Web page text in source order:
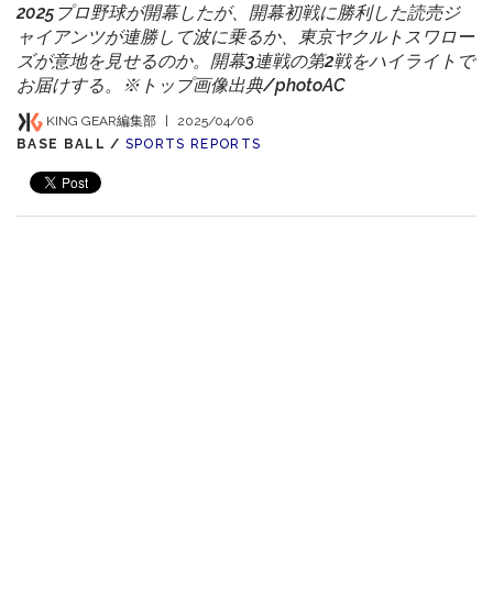
2025プロ野球が開幕したが、開幕初戦に勝利した読売ジ
ャイアンツが連勝して波に乗るか、東京ヤクルトスワロー
ズが意地を見せるのか。開幕3連戦の第2戦をハイライトで
お届けする。※トップ画像出典/photoAC
KING GEAR編集部 |
2025/04/06
BASE BALL / SPORTS REPORTS